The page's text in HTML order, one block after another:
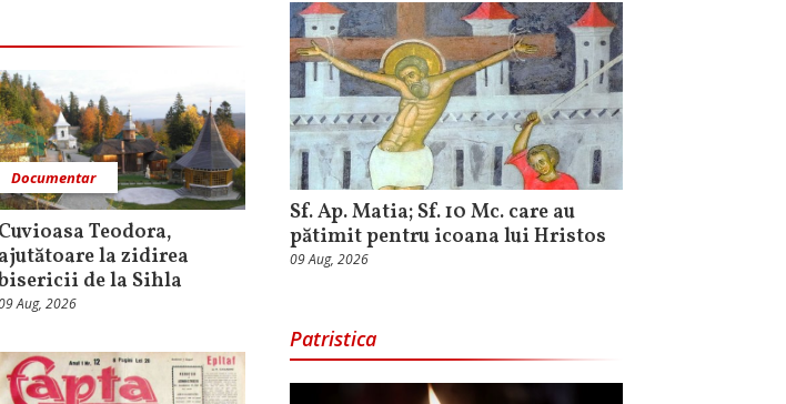
Documentar
Cuvioasa Teodora,
ajutătoare la zidirea
de la Sihla
Aug, 2026
Sf. Ap. Matia; Sf. 10 Mc. care au
pătimit pentru icoana lui Hristos
09 Aug, 2026
Patristica